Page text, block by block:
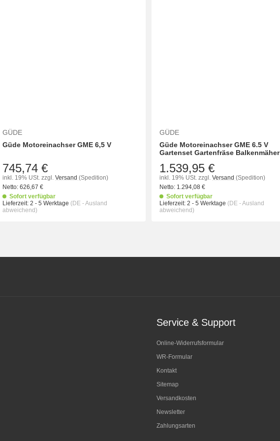
GÜDE
Güde Motoreinachser GME 6,5 V
745,74 €
inkl. 19% USt. zzgl. Versand (Spedition)
Netto: 626,67 €
Sofort verfügbar
Lieferzeit: 2 - 5 Werktage (DE - Ausland
abweichend)
GÜDE
Güde Motoreinachser GME 6.5 V
Gartenset Gartenfräse Balkenmäher
1.539,95 €
inkl. 19% USt. zzgl. Versand (Spedition)
Netto: 1.294,08 €
Sofort verfügbar
Lieferzeit: 2 - 5 Werktage (DE - Ausland
abweichend)
Service & Support
Online-Widerrufsformular
WR-Formular
Kontakt
Sitemap
Versandkosten
Newsletter
Zahlungsarten